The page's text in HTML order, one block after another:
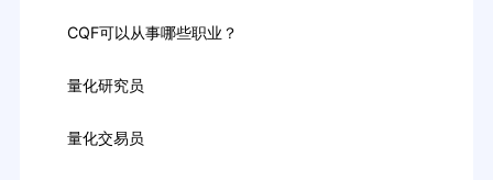
CQF可以从事哪些职业？
量化研究员
量化交易员